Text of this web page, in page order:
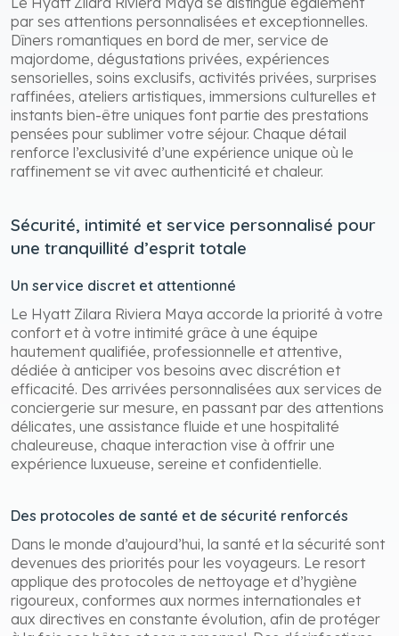
Le Hyatt Zilara Riviera Maya se distingue également
par ses attentions personnalisées et exceptionnelles.
Dîners romantiques en bord de mer, service de
majordome, dégustations privées, expériences
sensorielles, soins exclusifs, activités privées, surprises
raffinées, ateliers artistiques, immersions culturelles et
instants bien-être uniques font partie des prestations
pensées pour sublimer votre séjour. Chaque détail
renforce l’exclusivité d’une expérience unique où le
raffinement se vit avec authenticité et chaleur.
Sécurité, intimité et service personnalisé pour
une tranquillité d’esprit totale
Un service discret et attentionné
Le Hyatt Zilara Riviera Maya accorde la priorité à votre
confort et à votre intimité grâce à une équipe
hautement qualifiée, professionnelle et attentive,
dédiée à anticiper vos besoins avec discrétion et
efficacité. Des arrivées personnalisées aux services de
conciergerie sur mesure, en passant par des attentions
délicates, une assistance fluide et une hospitalité
chaleureuse, chaque interaction vise à offrir une
expérience luxueuse, sereine et confidentielle.
Des protocoles de santé et de sécurité renforcés
Dans le monde d’aujourd’hui, la santé et la sécurité sont
devenues des priorités pour les voyageurs. Le resort
applique des protocoles de nettoyage et d’hygiène
rigoureux, conformes aux normes internationales et
aux directives en constante évolution, afin de protéger